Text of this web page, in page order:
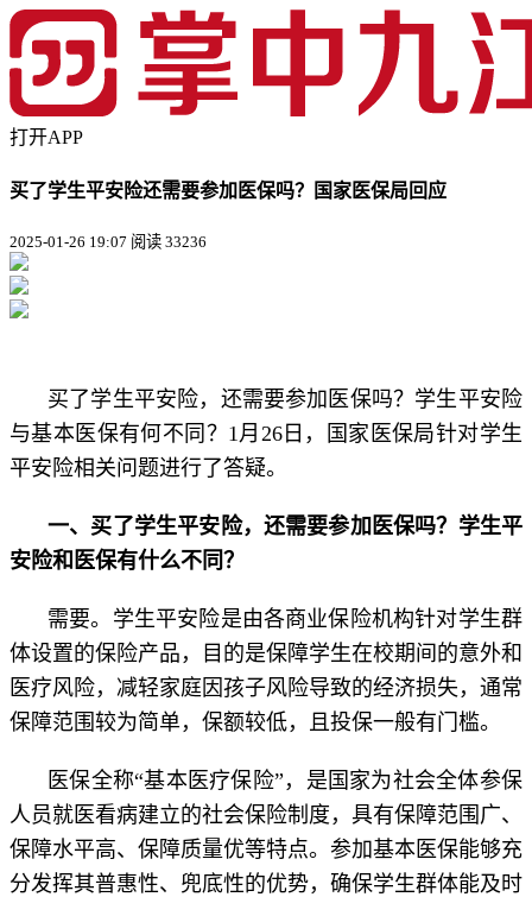
打开APP
买了学生平安险还需要参加医保吗？国家医保局回应
2025-01-26 19:07 阅读 33236
买了学生平安险，还需要参加医保吗？学生平安险
与基本医保有何不同？1月26日，国家医保局针对学生
平安险相关问题进行了答疑。
一、买了学生平安险，还需要参加医保吗？学生平
安险和医保有什么不同？
需要。学生平安险是由各商业保险机构针对学生群
体设置的保险产品，目的是保障学生在校期间的意外和
医疗风险，减轻家庭因孩子风险导致的经济损失，通常
保障范围较为简单，保额较低，且投保一般有门槛。
医保全称“基本医疗保险”，是国家为社会全体参保
人员就医看病建立的社会保险制度，具有保障范围广、
保障水平高、保障质量优等特点。参加基本医保能够充
分发挥其普惠性、兜底性的优势，确保学生群体能及时